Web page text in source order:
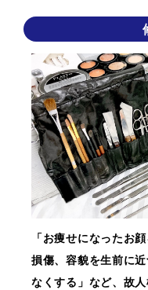
「お痩せになったお
損傷、容貌を生前に
なくする」など、故